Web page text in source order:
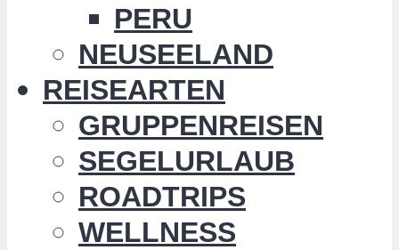
PERU
NEUSEELAND
REISEARTEN
GRUPPENREISEN
SEGELURLAUB
ROADTRIPS
WELLNESS